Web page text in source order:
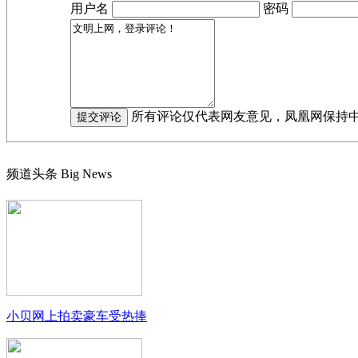
用户名
密码
所有评论仅代表网友意见，凤凰网保持中
频道头条 Big News
小贝网上拍卖豪车受热捧